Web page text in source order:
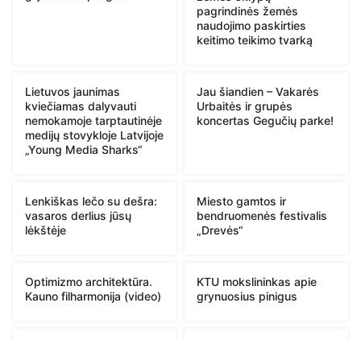
pagrindinės žemės
naudojimo paskirties
keitimo teikimo tvarką
Lietuvos jaunimas
kviečiamas dalyvauti
nemokamoje tarptautinėje
medijų stovykloje Latvijoje
„Young Media Sharks“
Jau šiandien – Vakarės
Urbaitės ir grupės
koncertas Gegučių parke!
Lenkiškas lečo su dešra:
vasaros derlius jūsų
lėkštėje
Miesto gamtos ir
bendruomenės festivalis
„Drevės“
Optimizmo architektūra.
Kauno filharmonija (video)
KTU mokslininkas apie
grynuosius pinigus